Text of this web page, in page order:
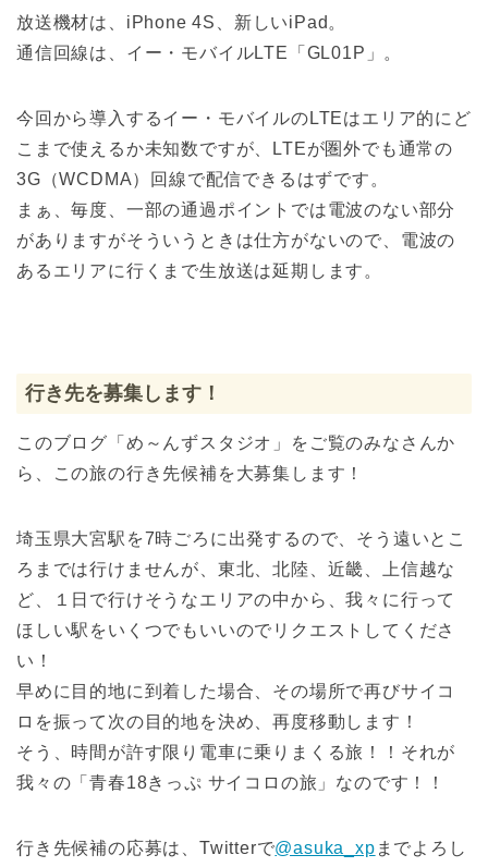
放送機材は、iPhone 4S、新しいiPad。
通信回線は、イー・モバイルLTE「GL01P」。
今回から導入するイー・モバイルのLTEはエリア的にど
こまで使えるか未知数ですが、LTEが圏外でも通常の
3G（WCDMA）回線で配信できるはずです。
まぁ、毎度、一部の通過ポイントでは電波のない部分
がありますがそういうときは仕方がないので、電波の
あるエリアに行くまで生放送は延期します。
行き先を募集します！
このブログ「め～んずスタジオ」をご覧のみなさんか
ら、この旅の行き先候補を大募集します！
埼玉県大宮駅を7時ごろに出発するので、そう遠いとこ
ろまでは行けませんが、東北、北陸、近畿、上信越な
ど、１日で行けそうなエリアの中から、我々に行って
ほしい駅をいくつでもいいのでリクエストしてくださ
い！
早めに目的地に到着した場合、その場所で再びサイコ
ロを振って次の目的地を決め、再度移動します！
そう、時間が許す限り電車に乗りまくる旅！！それが
我々の「青春18きっぷ サイコロの旅」なのです！！
行き先候補の応募は、Twitterで@asuka_xp までよろし